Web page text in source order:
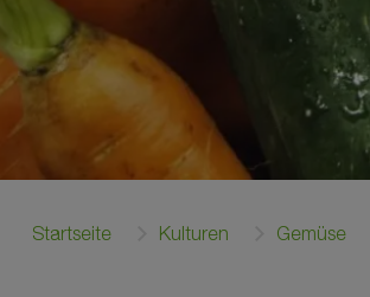
Startseite Kulturen Gemüse